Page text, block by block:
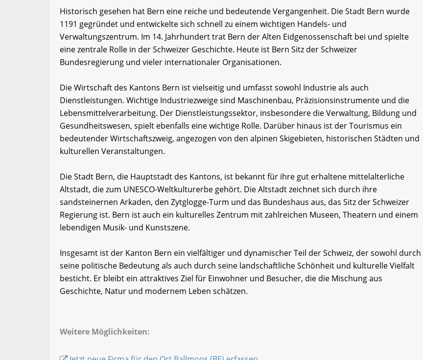
Historisch gesehen hat Bern eine reiche und bedeutende Vergangenheit. Die Stadt Bern wurde
1191 gegründet und entwickelte sich schnell zu einem wichtigen Handels- und
Verwaltungszentrum. Im 14. Jahrhundert trat Bern der Alten Eidgenossenschaft bei und spielte
eine zentrale Rolle in der Schweizer Geschichte. Heute ist Bern Sitz der Schweizer
Bundesregierung und vieler internationaler Organisationen.
Die Wirtschaft des Kantons Bern ist vielseitig und umfasst sowohl Industrie als auch
Dienstleistungen. Wichtige Industriezweige sind Maschinenbau, Präzisionsinstrumente und die
Lebensmittelverarbeitung. Der Dienstleistungssektor, insbesondere die Verwaltung, Bildung und
Gesundheitswesen, spielt ebenfalls eine wichtige Rolle. Darüber hinaus ist der Tourismus ein
bedeutender Wirtschaftszweig, angezogen von den alpinen Skigebieten, historischen Städten und
kulturellen Veranstaltungen.
Die Stadt Bern, die Hauptstadt des Kantons, ist bekannt für ihre gut erhaltene mittelalterliche
Altstadt, die zum UNESCO-Weltkulturerbe gehört. Die Altstadt zeichnet sich durch ihre
sandsteinernen Arkaden, den Zytglogge-Turm und das Bundeshaus aus, das Sitz der Schweizer
Regierung ist. Bern ist auch ein kulturelles Zentrum mit zahlreichen Museen, Theatern und einem
lebendigen Musik- und Kunstszene.
Insgesamt ist der Kanton Bern ein vielfältiger und dynamischer Teil der Schweiz, der sowohl durch
seine politische Bedeutung als auch durch seine landschaftliche Schönheit und kulturelle Vielfalt
besticht. Er bleibt ein attraktives Ziel für Einwohner und Besucher, die die Mischung aus
Geschichte, Natur und modernem Leben schätzen.
Weitere Möglichkeiten: